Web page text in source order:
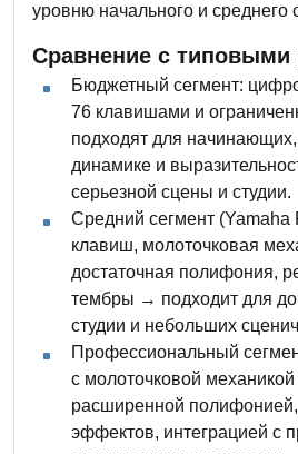
уровню начального и среднего
Сравнение с
Бюджетный сегмент:
76 клавишами и
подходят для
динамике и
серьезной сцены и студии.
Средний сегмент
клавиш, молоточковая
достаточная полифония,
тембры → подходит для
студии и небольших
Профессиональный
с молоточковой
расширенной
эффектов, интеграцией с